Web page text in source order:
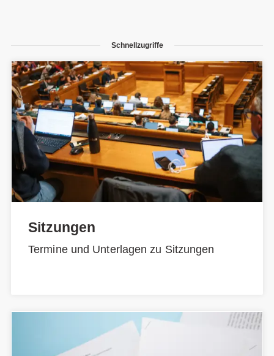
Schnellzugriffe
Sitzungen
Termine und Unterlagen zu Sitzungen